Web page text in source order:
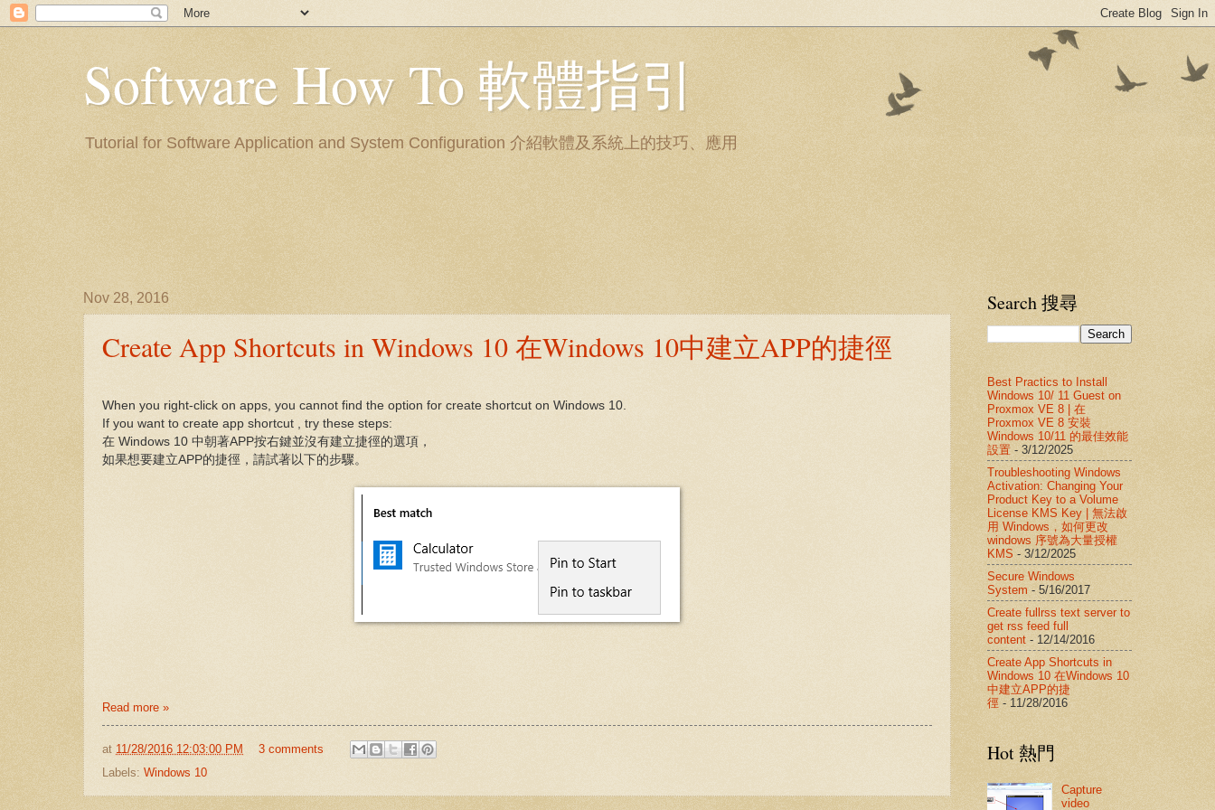
Software How To 軟體指引
Tutorial for Software Application and System Configuration 介紹軟體及系統上的技巧、應用
Nov 28, 2016
Create App Shortcuts in Windows 10 在Windows 10中建立APP的捷徑
When you right-click on apps, you cannot find the option for create shortcut on Windows 10.
If you want to create app shortcut , try these steps:
在 Windows 10 中朝著APP按右鍵並沒有建立捷徑的選項，
如果想要建立APP的捷徑，請試著以下的步驟。
Read more »
at 11/28/2016 12:03:00 PM
3 comments
Labels: Windows 10
Search 搜尋
Best Practics to Install
Windows 10/ 11 Guest on
Proxmox VE 8 | 在
Proxmox VE 8 安裝
Windows 10/11 的最佳效能
設置 - 3/12/2025
Troubleshooting Windows
Activation: Changing Your
Product Key to a Volume
License KMS Key | 無法啟
用 Windows，如何更改
windows 序號為大量授權
KMS - 3/12/2025
Secure Windows
System - 5/16/2017
Create fullrss text server to
get rss feed full
content - 12/14/2016
Create App Shortcuts in
Windows 10 在Windows 10
中建立APP的捷
徑 - 11/28/2016
Hot 熱門
Capture
video